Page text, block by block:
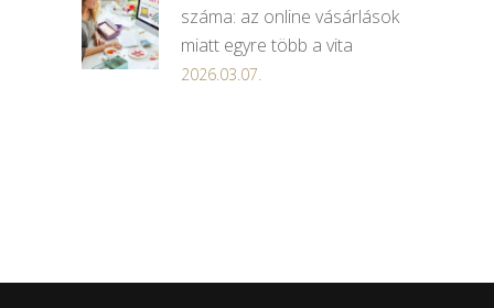
száma: az online vásárlások
miatt egyre több a vita
2026.03.07.